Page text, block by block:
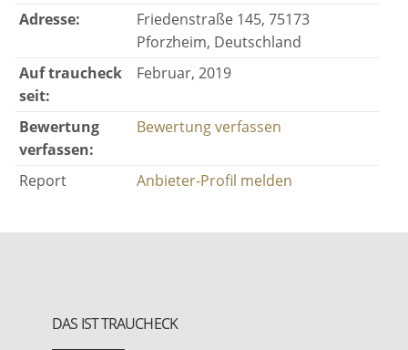
Adresse:
Friedenstraße 145, 75173
Pforzheim, Deutschland
Auf traucheck
seit:
Februar, 2019
Bewertung
verfassen:
Bewertung verfassen
Report Anbieter-Profil melden
DAS IST TRAUCHECK